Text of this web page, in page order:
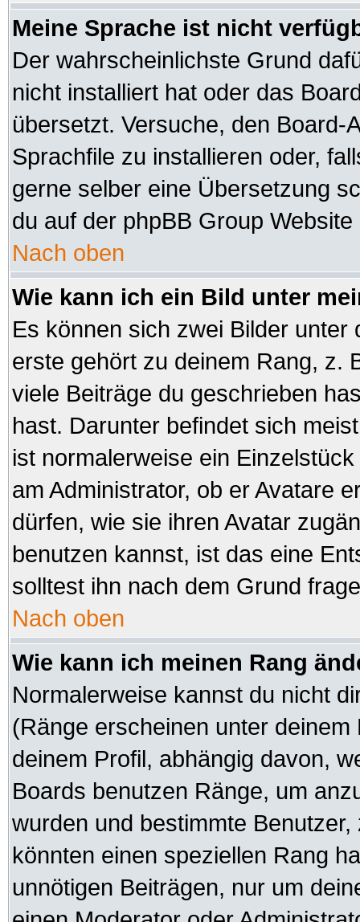
Meine Sprache ist nicht
Der wahrscheinlichste Grund
nicht installiert hat oder das
übersetzt. Versuche, den
Sprachfile zu installieren oder,
gerne selber eine Übersetzung
du auf der phpBB Group
Nach oben
Wie kann ich ein Bild unter
Es können sich zwei Bilder
erste gehört zu deinem Rang, z.
viele Beiträge du geschrieben
hast. Darunter befindet sich
ist normalerweise ein
am Administrator, ob er Avatare
dürfen, wie sie ihren Avatar
benutzen kannst, ist das eine
solltest ihn nach dem Grund
Nach oben
Wie kann ich meinen Rang
Normalerweise kannst du nicht
(Ränge erscheinen unter
deinem Profil, abhängig davon,
Boards benutzen Ränge, um
wurden und bestimmte
könnten einen speziellen Rang
unnötigen Beiträgen, nur um